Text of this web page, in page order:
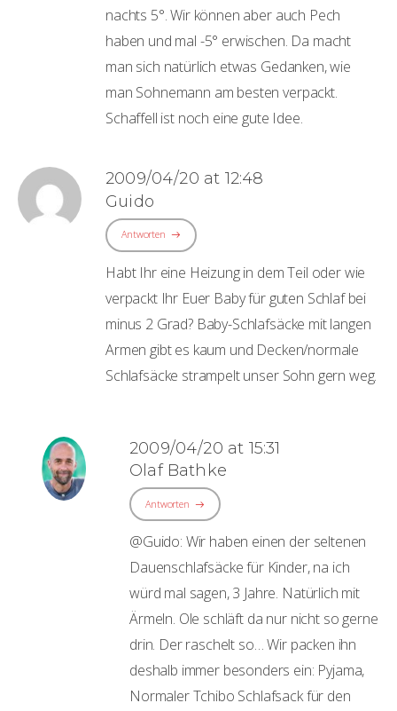
nachts 5°. Wir können aber auch Pech
haben und mal -5° erwischen. Da macht
man sich natürlich etwas Gedanken, wie
man Sohnemann am besten verpackt.
Schaffell ist noch eine gute Idee.
2009/04/20 at 12:48
Guido
Antworten
Habt Ihr eine Heizung in dem Teil oder wie
verpackt Ihr Euer Baby für guten Schlaf bei
minus 2 Grad? Baby-Schlafsäcke mit langen
Armen gibt es kaum und Decken/normale
Schlafsäcke strampelt unser Sohn gern weg.
2009/04/20 at 15:31
Olaf Bathke
Antworten
@Guido: Wir haben einen der seltenen
Dauenschlafsäcke für Kinder, na ich
würd mal sagen, 3 Jahre. Natürlich mit
Ärmeln. Ole schläft da nur nicht so gerne
drin. Der raschelt so… Wir packen ihn
deshalb immer besonders ein: Pyjama,
Normaler Tchibo Schlafsack für den